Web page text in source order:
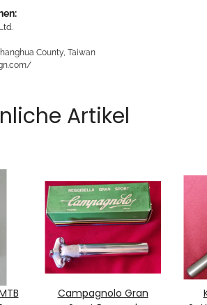
County, Taiwan
Artikel
Campagnolo Gran